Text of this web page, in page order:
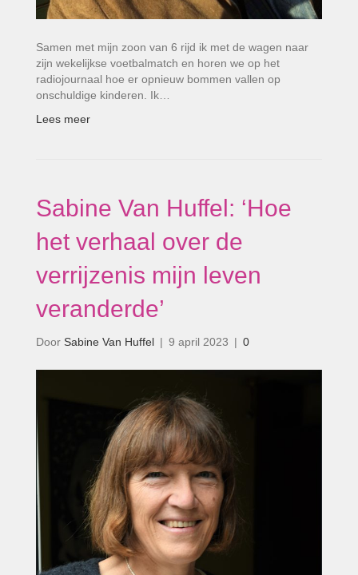
Samen met mijn zoon van 6 rijd ik met de wagen naar
zijn wekelijkse voetbalmatch en horen we op het
radiojournaal hoe er opnieuw bommen vallen op
onschuldige kinderen. Ik…
Lees meer
Sabine Van Huffel: ‘Hoe
het verhaal over de
verrijzenis mijn leven
veranderde’
Door Sabine Van Huffel | 9 april 2023 | 0